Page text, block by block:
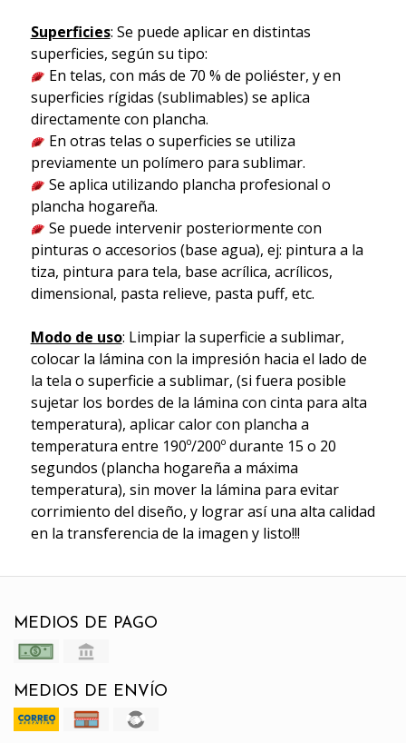
Superficies: Se puede aplicar en distintas
superficies, según su tipo:
En telas, con más de 70 % de poliéster, y en
superficies rígidas (sublimables) se aplica
directamente con plancha.
En otras telas o superficies se utiliza
previamente un polímero para sublimar.
Se aplica utilizando plancha profesional o
plancha hogareña.
Se puede intervenir posteriormente con
pinturas o accesorios (base agua), ej: pintura a la
tiza, pintura para tela, base acrílica, acrílicos,
dimensional, pasta relieve, pasta puff, etc.
Modo de uso: Limpiar la superficie a sublimar,
colocar la lámina con la impresión hacia el lado de
la tela o superficie a sublimar, (si fuera posible
sujetar los bordes de la lámina con cinta para alta
temperatura), aplicar calor con plancha a
temperatura entre 190º/200º durante 15 o 20
segundos (plancha hogareña a máxima
temperatura), sin mover la lámina para evitar
corrimiento del diseño, y lograr así una alta calidad
en la transferencia de la imagen y listo!!!
MEDIOS DE PAGO
MEDIOS DE ENVÍO